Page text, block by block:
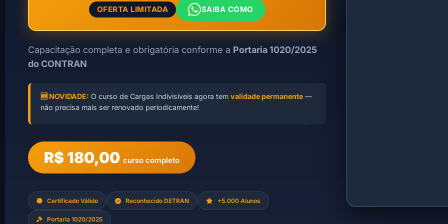
OFERTA LIMITADA SAIBA COMO
Capacitação completa e obrigatória conforme a Portaria 1020/2025
do CONTRAN
🆕 NOVIDADE: O curso de Cargas Indivisíveis agora tem validade permanente —
não precisa mais ser renovado periodicamente!
R$ 180,00 curso completo
Certificado Válido Reconhecido DETRAN +5.000 Alunos
Portaria 1020/2025